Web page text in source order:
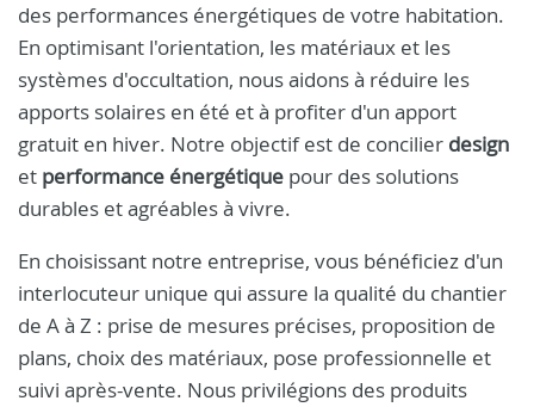
des performances énergétiques de votre habitation.
En optimisant l'orientation, les matériaux et les
systèmes d'occultation, nous aidons à réduire les
apports solaires en été et à profiter d'un apport
gratuit en hiver. Notre objectif est de concilier design
et performance énergétique pour des solutions
durables et agréables à vivre.
En choisissant notre entreprise, vous bénéficiez d'un
interlocuteur unique qui assure la qualité du chantier
de A à Z : prise de mesures précises, proposition de
plans, choix des matériaux, pose professionnelle et
suivi après-vente. Nous privilégions des produits